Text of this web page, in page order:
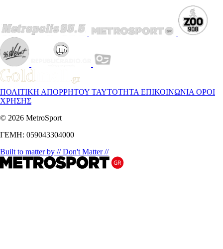
ΠΟΛΙΤΙΚΗ ΑΠΟΡΡΗΤΟΥ ΤΑΥΤΟΤΗΤΑ ΕΠΙΚΟΙΝΩΝΙΑ ΟΡΟΙ
ΧΡΗΣΗΣ
© 2026 MetroSport
ΓΕΜΗ: 059043304000
Built to matter by // Don't Matter //